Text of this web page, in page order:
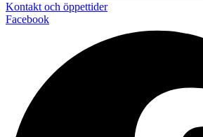
Kontakt och öppettider
Facebook